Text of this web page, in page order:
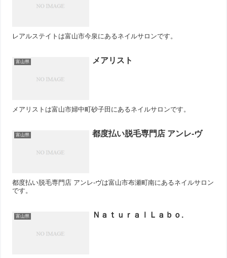
レアルステイトは富山市今泉にあるネイルサロンです。
富山県 メアリスト
メアリストは富山市婦中町砂子田にあるネイルサロンです。
富山県 都度払い脱毛専門店 アンレ-ヴ
都度払い脱毛専門店 アンレ-ヴは富山市布瀬町南にあるネイルサロン
です。
富山県 ＮａｔｕｒａｌＬａｂｏ.